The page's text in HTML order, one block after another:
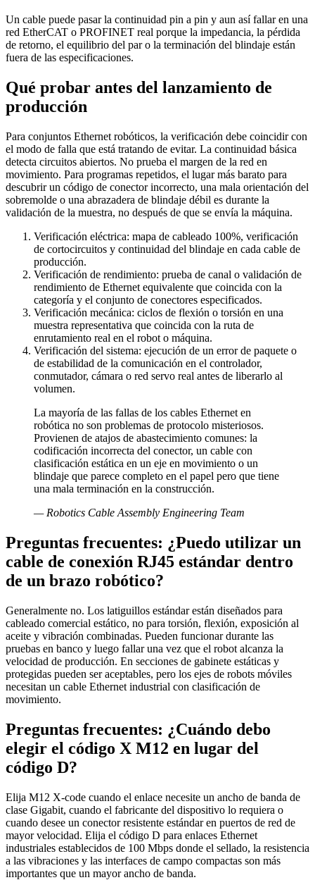
Un cable puede pasar la continuidad pin a pin y aun así fallar en una
red EtherCAT o PROFINET real porque la impedancia, la pérdida
de retorno, el equilibrio del par o la terminación del blindaje están
fuera de las especificaciones.
Qué probar antes del lanzamiento de
producción
Para conjuntos Ethernet robóticos, la verificación debe coincidir con
el modo de falla que está tratando de evitar. La continuidad básica
detecta circuitos abiertos. No prueba el margen de la red en
movimiento. Para programas repetidos, el lugar más barato para
descubrir un código de conector incorrecto, una mala orientación del
sobremolde o una abrazadera de blindaje débil es durante la
validación de la muestra, no después de que se envía la máquina.
Verificación eléctrica: mapa de cableado 100%, verificación
de cortocircuitos y continuidad del blindaje en cada cable de
producción.
Verificación de rendimiento: prueba de canal o validación de
rendimiento de Ethernet equivalente que coincida con la
categoría y el conjunto de conectores especificados.
Verificación mecánica: ciclos de flexión o torsión en una
muestra representativa que coincida con la ruta de
enrutamiento real en el robot o máquina.
Verificación del sistema: ejecución de un error de paquete o
de estabilidad de la comunicación en el controlador,
conmutador, cámara o red servo real antes de liberarlo al
volumen.
La mayoría de las fallas de los cables Ethernet en
robótica no son problemas de protocolo misteriosos.
Provienen de atajos de abastecimiento comunes: la
codificación incorrecta del conector, un cable con
clasificación estática en un eje en movimiento o un
blindaje que parece completo en el papel pero que tiene
una mala terminación en la construcción.
— Robotics Cable Assembly Engineering Team
Preguntas frecuentes: ¿Puedo utilizar un
cable de conexión RJ45 estándar dentro
de un brazo robótico?
Generalmente no. Los latiguillos estándar están diseñados para
cableado comercial estático, no para torsión, flexión, exposición al
aceite y vibración combinadas. Pueden funcionar durante las
pruebas en banco y luego fallar una vez que el robot alcanza la
velocidad de producción. En secciones de gabinete estáticas y
protegidas pueden ser aceptables, pero los ejes de robots móviles
necesitan un cable Ethernet industrial con clasificación de
movimiento.
Preguntas frecuentes: ¿Cuándo debo
elegir el código X M12 en lugar del
código D?
Elija M12 X-code cuando el enlace necesite un ancho de banda de
clase Gigabit, cuando el fabricante del dispositivo lo requiera o
cuando desee un conector resistente estándar en puertos de red de
mayor velocidad. Elija el código D para enlaces Ethernet
industriales establecidos de 100 Mbps donde el sellado, la resistencia
a las vibraciones y las interfaces de campo compactas son más
importantes que un mayor ancho de banda.